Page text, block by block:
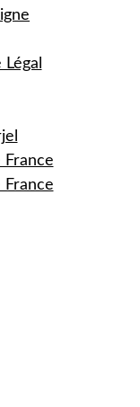
France
France